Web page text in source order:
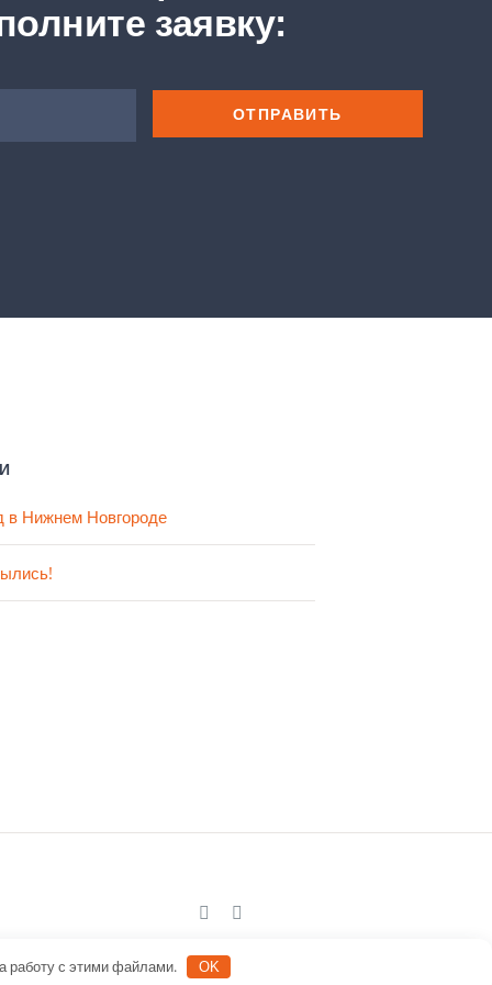
заявку:
ОТПРАВИТЬ
в Нижнем Новгороде
работу с этими файлами. OK